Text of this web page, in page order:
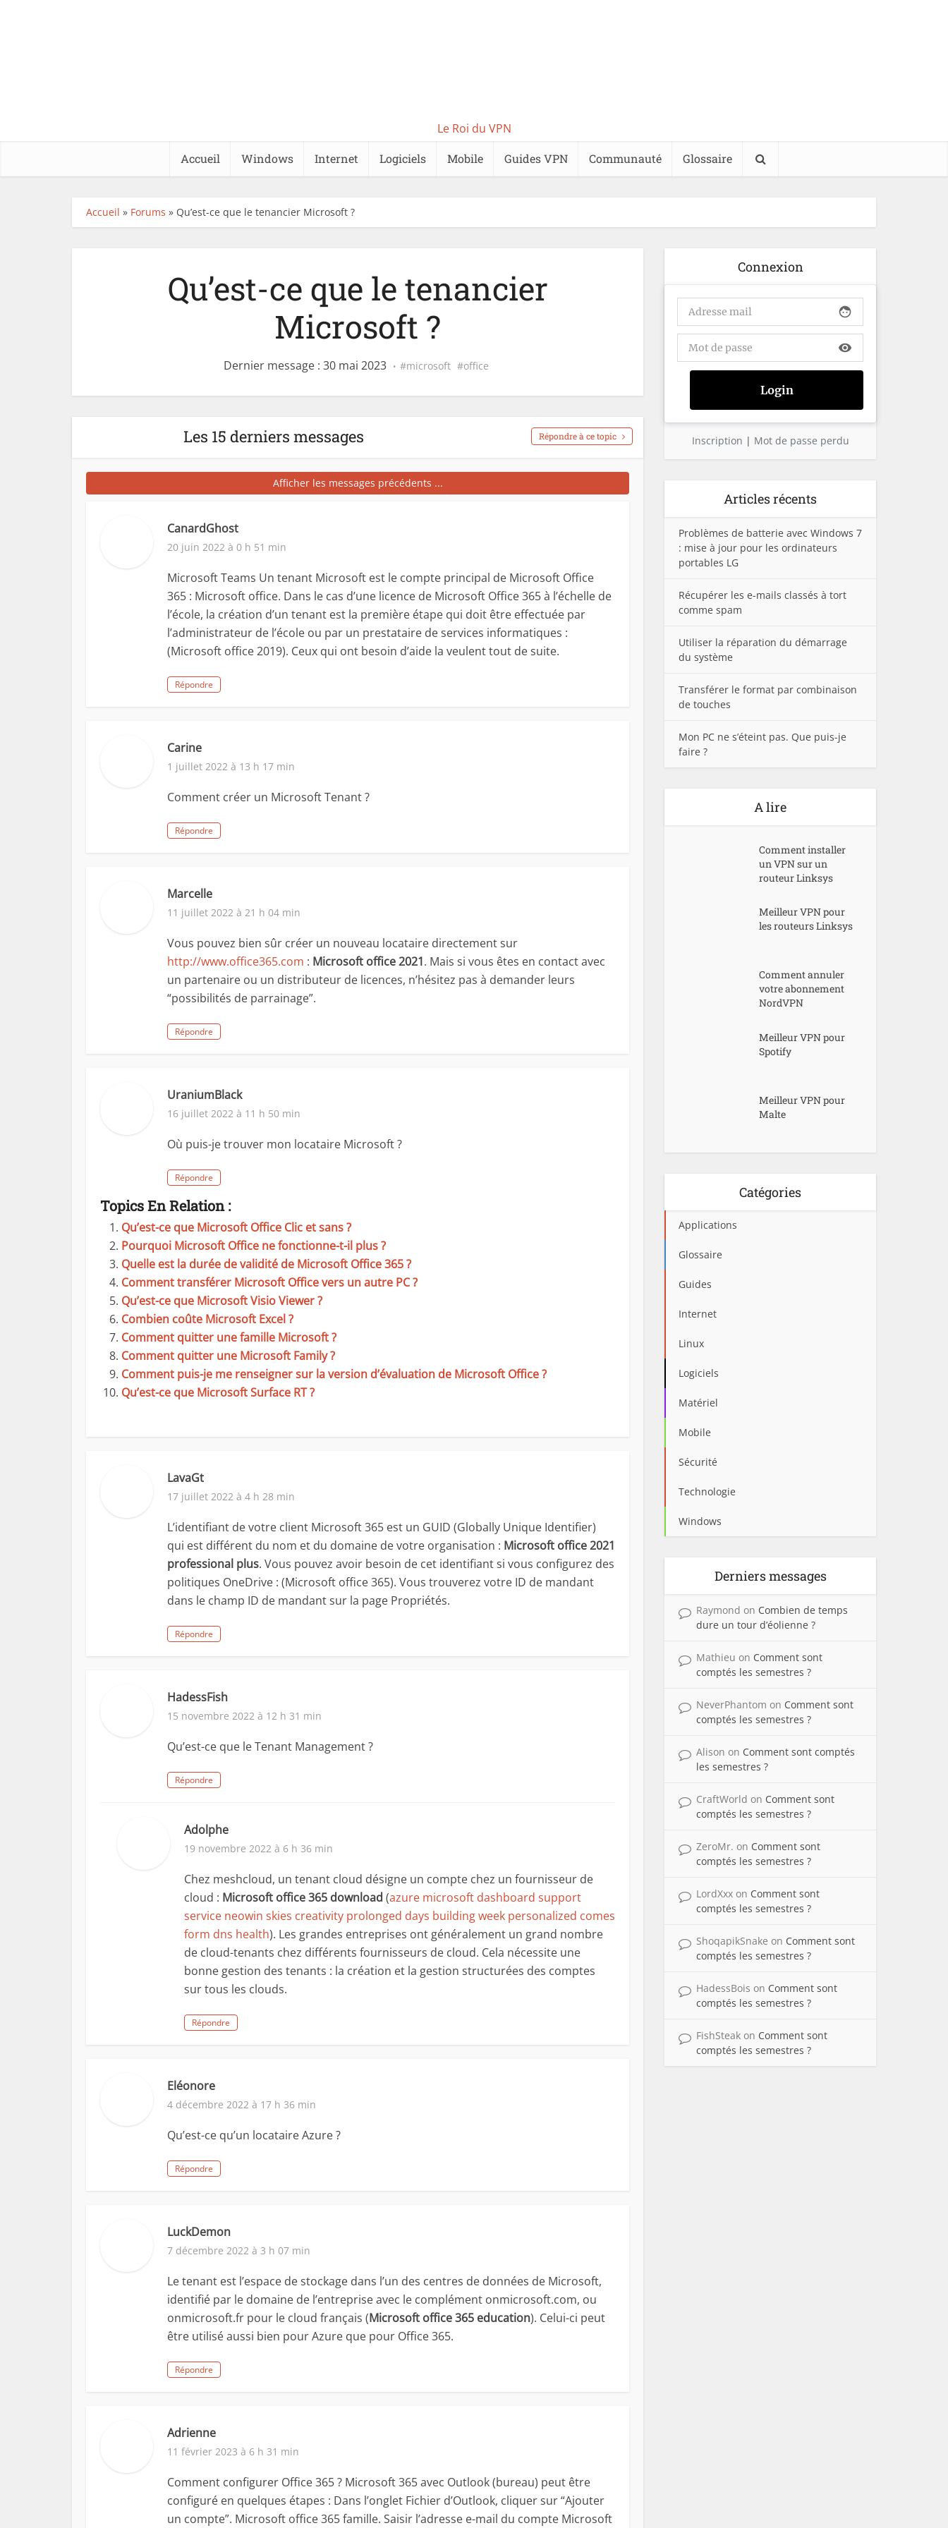
Le Roi du VPN
Accueil Windows Internet Logiciels Mobile Guides VPN Communauté Glossaire
Accueil » Forums » Qu’est-ce que le tenancier Microsoft ?
Qu’est-ce que le tenancier
Microsoft ?
Dernier message : 30 mai 2023 microsoft office
Les 15 derniers messages Répondre à ce topic
Afficher les messages précédents ...
CanardGhost
20 juin 2022 à 0 h 51 min
Microsoft Teams Un tenant Microsoft est le compte principal de Microsoft Office
365 : Microsoft office. Dans le cas d’une licence de Microsoft Office 365 à l’échelle de
l’école, la création d’un tenant est la première étape qui doit être effectuée par
l’administrateur de l’école ou par un prestataire de services informatiques :
(Microsoft office 2019). Ceux qui ont besoin d’aide la veulent tout de suite.
Répondre
Carine
1 juillet 2022 à 13 h 17 min
Comment créer un Microsoft Tenant ?
Répondre
Marcelle
11 juillet 2022 à 21 h 04 min
Vous pouvez bien sûr créer un nouveau locataire directement sur
http://www.office365.com : Microsoft office 2021. Mais si vous êtes en contact avec
un partenaire ou un distributeur de licences, n’hésitez pas à demander leurs
“possibilités de parrainage”.
Répondre
UraniumBlack
16 juillet 2022 à 11 h 50 min
Où puis-je trouver mon locataire Microsoft ?
Répondre
Topics En Relation :
Qu’est-ce que Microsoft Office Clic et sans ?
Pourquoi Microsoft Office ne fonctionne-t-il plus ?
Quelle est la durée de validité de Microsoft Office 365 ?
Comment transférer Microsoft Office vers un autre PC ?
Qu’est-ce que Microsoft Visio Viewer ?
Combien coûte Microsoft Excel ?
Comment quitter une famille Microsoft ?
Comment quitter une Microsoft Family ?
Comment puis-je me renseigner sur la version d’évaluation de Microsoft Office ?
Qu’est-ce que Microsoft Surface RT ?
LavaGt
17 juillet 2022 à 4 h 28 min
L’identifiant de votre client Microsoft 365 est un GUID (Globally Unique Identifier)
qui est différent du nom et du domaine de votre organisation : Microsoft office 2021
professional plus. Vous pouvez avoir besoin de cet identifiant si vous configurez des
politiques OneDrive : (Microsoft office 365). Vous trouverez votre ID de mandant
dans le champ ID de mandant sur la page Propriétés.
Répondre
HadessFish
15 novembre 2022 à 12 h 31 min
Qu’est-ce que le Tenant Management ?
Répondre
Adolphe
19 novembre 2022 à 6 h 36 min
Chez meshcloud, un tenant cloud désigne un compte chez un fournisseur de
cloud : Microsoft office 365 download (azure microsoft dashboard support
service neowin skies creativity prolonged days building week personalized comes
form dns health). Les grandes entreprises ont généralement un grand nombre
de cloud-tenants chez différents fournisseurs de cloud. Cela nécessite une
bonne gestion des tenants : la création et la gestion structurées des comptes
sur tous les clouds.
Répondre
Eléonore
4 décembre 2022 à 17 h 36 min
Qu’est-ce qu’un locataire Azure ?
Répondre
LuckDemon
7 décembre 2022 à 3 h 07 min
Le tenant est l’espace de stockage dans l’un des centres de données de Microsoft,
identifié par le domaine de l’entreprise avec le complément onmicrosoft.com, ou
onmicrosoft.fr pour le cloud français (Microsoft office 365 education). Celui-ci peut
être utilisé aussi bien pour Azure que pour Office 365.
Répondre
Adrienne
11 février 2023 à 6 h 31 min
Comment configurer Office 365 ? Microsoft 365 avec Outlook (bureau) peut être
configuré en quelques étapes : Dans l’onglet Fichier d’Outlook, cliquer sur “Ajouter
un compte”. Microsoft office 365 famille. Saisir l’adresse e-mail du compte Microsoft
Connexion
face
visibility
Inscription | Mot de passe perdu
Articles récents
Problèmes de batterie avec Windows 7
: mise à jour pour les ordinateurs
portables LG
Récupérer les e-mails classés à tort
comme spam
Utiliser la réparation du démarrage
du système
Transférer le format par combinaison
de touches
Mon PC ne s’éteint pas. Que puis-je
faire ?
A lire
Comment installer
un VPN sur un
routeur Linksys
Meilleur VPN pour
les routeurs Linksys
Comment annuler
votre abonnement
NordVPN
Meilleur VPN pour
Spotify
Meilleur VPN pour
Malte
Catégories
Applications
Glossaire
Guides
Internet
Linux
Logiciels
Matériel
Mobile
Sécurité
Technologie
Windows
Derniers messages
Raymond on Combien de temps
dure un tour d’éolienne ?
Mathieu on Comment sont
comptés les semestres ?
NeverPhantom on Comment sont
comptés les semestres ?
Alison on Comment sont comptés
les semestres ?
CraftWorld on Comment sont
comptés les semestres ?
ZeroMr. on Comment sont
comptés les semestres ?
LordXxx on Comment sont
comptés les semestres ?
ShoqapikSnake on Comment sont
comptés les semestres ?
HadessBois on Comment sont
comptés les semestres ?
FishSteak on Comment sont
comptés les semestres ?